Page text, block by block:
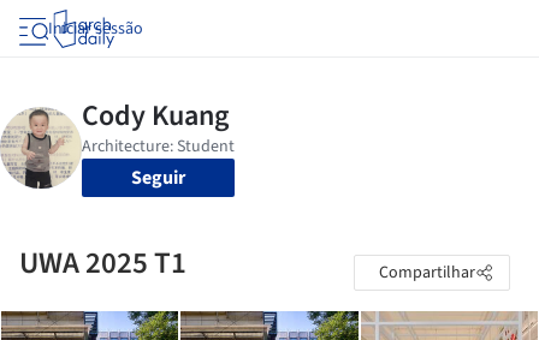
Iniciar sessão
Seguir
UWA 2025 T1 Compartilhar